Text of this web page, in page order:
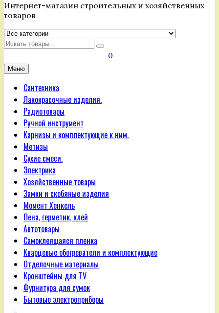
Интернет-магазин строительных и хозяйственных
товаров
Искать
0
Меню
Сантехника
Лакокрасочные изделия.
Радиотовары
Ручной инструмент
Карнизы и комплектующие к ним.
Метизы
Сухие смеси.
Электрика
Хозяйственные товары
Замки и скобяные изделия
Момент Хенкель
Пена, герметик, клей
Автотовары
Самоклеящаяся пленка
Кварцевые обогреватели и комплектующие
Отделочные материалы
Кронштейны для TV
Фурнитура для сумок
Бытовые электроприборы